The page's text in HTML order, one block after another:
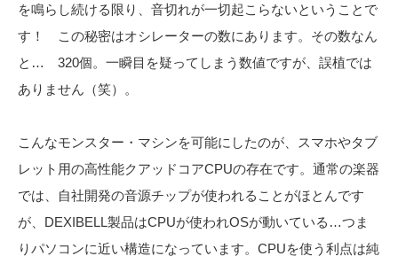
を鳴らし続ける限り、音切れが一切起こらないということで
す！ この秘密はオシレーターの数にあります。その数なん
と… 320個。一瞬目を疑ってしまう数値ですが、誤植では
ありません（笑）。
こんなモンスター・マシンを可能にしたのが、スマホやタブ
レット用の高性能クアッドコアCPUの存在です。通常の楽器
では、自社開発の音源チップが使われることがほとんです
が、DEXIBELL製品はCPUが使われOSが動いている…つま
りパソコンに近い構造になっています。CPUを使う利点は純